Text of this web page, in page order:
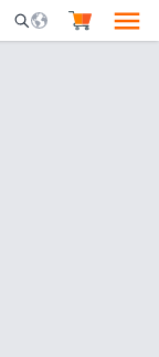
Mobile Search